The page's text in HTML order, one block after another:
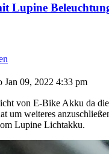
Lupine
Jan 09, 2022 4:33 pm
von E-Bike Akku da
um weiteres
Lupine Lichtakku.